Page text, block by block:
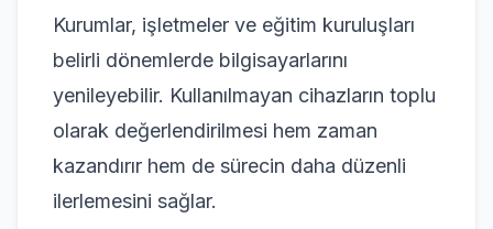
Kurumlar, işletmeler ve eğitim kuruluşları
belirli dönemlerde bilgisayarlarını
yenileyebilir. Kullanılmayan cihazların toplu
olarak değerlendirilmesi hem zaman
kazandırır hem de sürecin daha düzenli
ilerlemesini sağlar.